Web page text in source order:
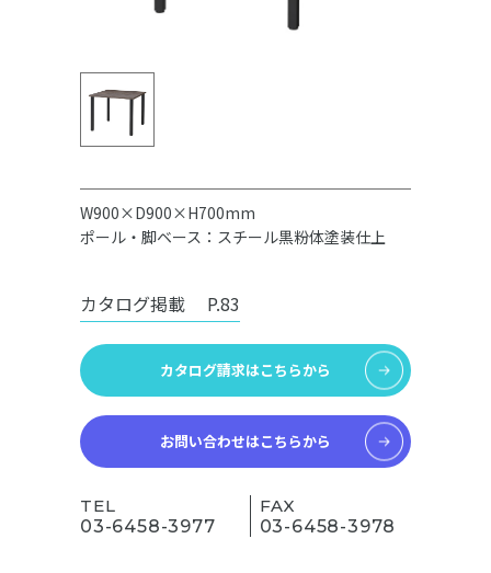
W900×D900×H700mm
ポール・脚ベース：スチール黒粉体塗装仕上
カタログ掲載 P.83
カタログ請求はこちらから
お問い合わせはこちらから
TEL
03-6458-3977
FAX
03-6458-3978